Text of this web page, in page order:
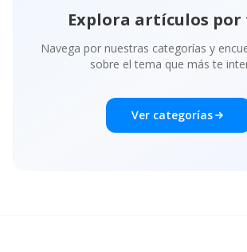
Explora artículos por
Navega por nuestras categorías y
sobre el tema que más te
Ver categorías